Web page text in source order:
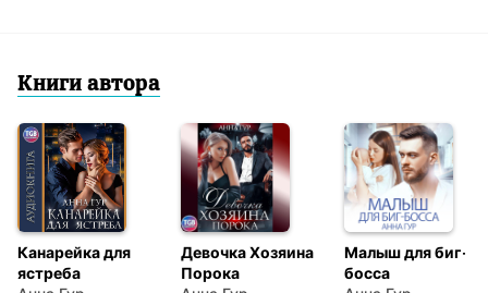
Книги автора
Канарейка для
ястреба
Девочка Хозяина
Порока
Малыш для биг-
босса